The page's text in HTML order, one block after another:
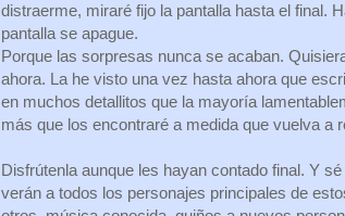
distraerme, miraré fijo la pantalla hasta el final.
pantalla se apague.
Porque las sorpresas nunca se acaban.
ahora. La he visto una vez hasta ahora que
en muchos detallitos que la mayoría
más que los encontraré a medida que vuelva a
Disfrútenla aunque les hayan contado final. Y
verán a todos los personajes principales de